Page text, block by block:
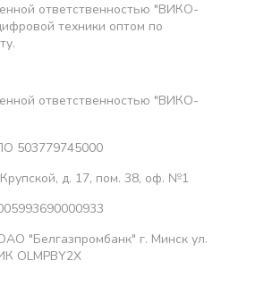
ответственностью "ВИКО-
техники оптом по
ответственностью "ВИКО-
503779745000
д. 17, пом. 38, оф. №1
"Белгазпромбанк" г. Минск ул.
OLMPBY2X